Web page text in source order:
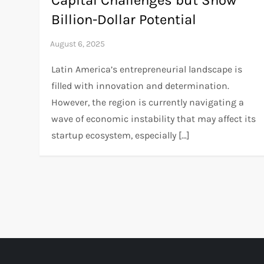
Billion-Dollar Potential
Latin America’s entrepreneurial landscape is
filled with innovation and determination.
However, the region is currently navigating a
wave of economic instability that may affect its
startup ecosystem, especially […]